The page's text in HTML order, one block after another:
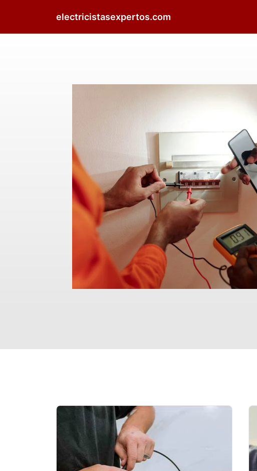
electricistasexpertos.com